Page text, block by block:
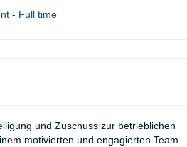
- Full time
und Zuschuss zur betrieblichen
motivierten und engagierten Team...